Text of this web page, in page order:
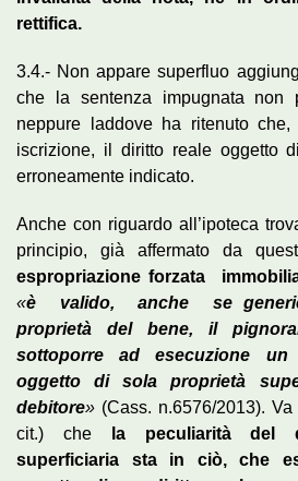
rettifica.
3.4.- Non appare superfluo
che la sentenza impugnata non
neppure laddove ha ritenuto che,
iscrizione, il diritto reale oggetto
erroneamente indicato.
Anche con riguardo all’ipoteca
principio, già affermato da
espropriazione forzata
«è valido, anche se
proprietà del bene, il
sottoporre ad esecuzione un
oggetto di sola proprietà
debitore» (Cass. n.6576/2013).
cit.) che
la peculiarità del
superficiaria sta in ciò, che